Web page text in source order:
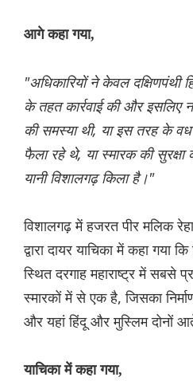
आगे कहा गया,
"अधिकारियों ने केवल दक्षिणपंथी
के तहत कार्रवाई की और इसलिए
की समस्या थी, या इस तरह के वध
फैला रहे थे, या स्मारक की
यानी विशालगढ़ किला है।"
विशालगढ़ में हजरत पीर मलिक
द्वारा दायर याचिका में कहा गया
स्थित दरगाह महाराष्ट्र में सबसे
स्मारकों में से एक है, जिसका
और यहां हिंदू और मुस्लिम दोनों
याचिका में कहा गया,